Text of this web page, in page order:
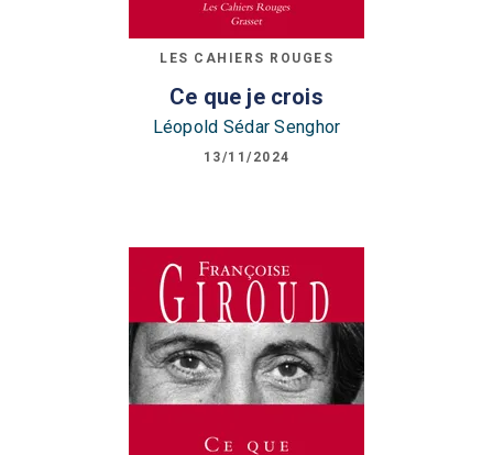
LES CAHIERS ROUGES
Ce que je crois
Léopold Sédar Senghor
13/11/2024